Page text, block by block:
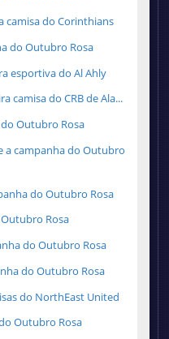
camisa do Corinthians
do Outubro Rosa
esportiva do Al Ahly
camisa do CRB de Ala...
Outubro Rosa
a campanha do Outubro
do Outubro Rosa
Rosa
do Outubro Rosa
do Outubro Rosa
do NorthEast United
Outubro Rosa